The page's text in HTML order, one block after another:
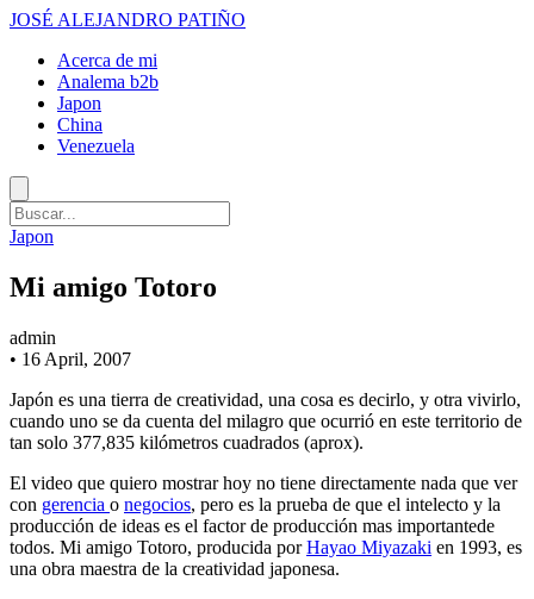
JOSÉ ALEJANDRO PATIÑO
Acerca de mi
Analema b2b
Japon
China
Venezuela
Japon
Mi amigo Totoro
admin
• 16 April, 2007
Japón es una tierra de creatividad, una cosa es decirlo, y otra vivirlo,
cuando uno se da cuenta del milagro que ocurrió en este territorio de
tan solo 377,835 kilómetros cuadrados (aprox).
El video que quiero mostrar hoy no tiene directamente nada que ver
con gerencia o negocios, pero es la prueba de que el intelecto y la
producción de ideas es el factor de producción mas importantede
todos. Mi amigo Totoro, producida porHayao Miyazaki en 1993, es
una obra maestra de la creatividad japonesa.